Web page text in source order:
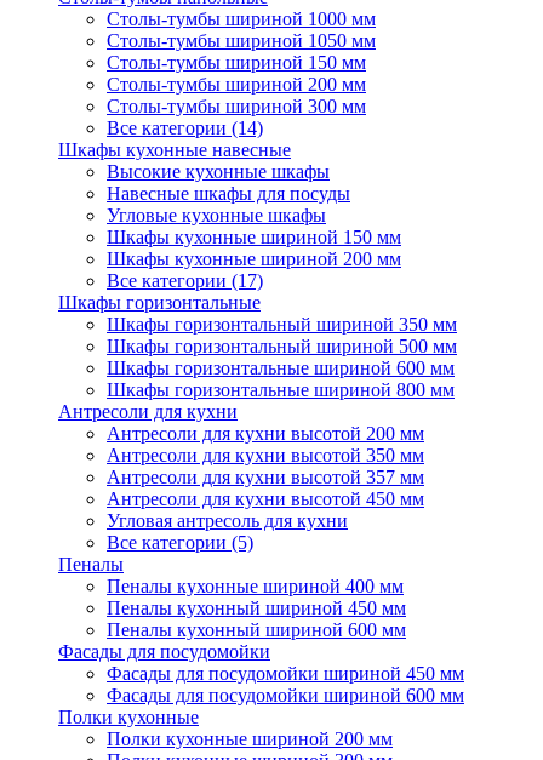
Столы-тумбы шириной 1000 мм
Столы-тумбы шириной 1050 мм
Столы-тумбы шириной 150 мм
Столы-тумбы шириной 200 мм
Столы-тумбы шириной 300 мм
Все категории (14)
Шкафы кухонные навесные
Высокие кухонные шкафы
Навесные шкафы для посуды
Угловые кухонные шкафы
Шкафы кухонные шириной 150 мм
Шкафы кухонные шириной 200 мм
Все категории (17)
Шкафы горизонтальные
Шкафы горизонтальный шириной 350 мм
Шкафы горизонтальный шириной 500 мм
Шкафы горизонтальные шириной 600 мм
Шкафы горизонтальные шириной 800 мм
Антресоли для кухни
Антресоли для кухни высотой 200 мм
Антресоли для кухни высотой 350 мм
Антресоли для кухни высотой 357 мм
Антресоли для кухни высотой 450 мм
Угловая антресоль для кухни
Все категории (5)
Пеналы
Пеналы кухонные шириной 400 мм
Пеналы кухонный шириной 450 мм
Пеналы кухонный шириной 600 мм
Фасады для посудомойки
Фасады для посудомойки шириной 450 мм
Фасады для посудомойки шириной 600 мм
Полки кухонные
Полки кухонные шириной 200 мм